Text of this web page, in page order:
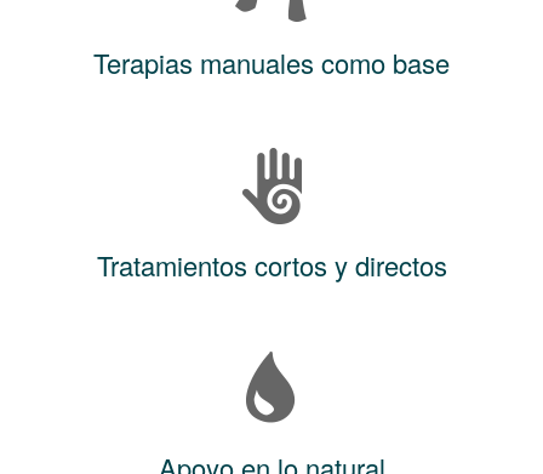
Terapias manuales como base
Tratamientos cortos y directos